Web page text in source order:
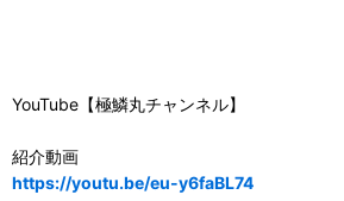
YouTube【極鱗丸チャンネル】
紹介動画
https://youtu.be/eu-y6faBL74